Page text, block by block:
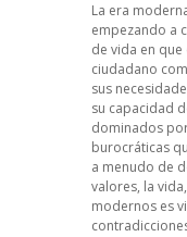
La era
empezando a
de vida en
ciudadano
sus
su capacidad
dominados
burocráticas
a menudo de
valores, la
modernos es